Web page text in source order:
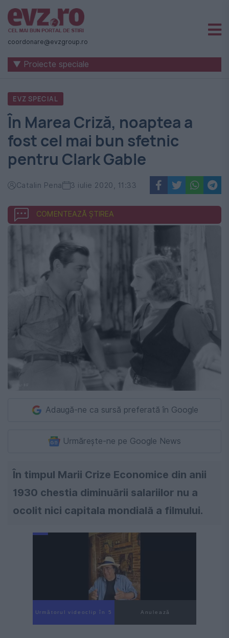
Știri
naționale
internaționale
România
Evenimentul
Zilei
coordonare@evzgroup.ro
▼ Proiecte speciale
EVZ SPECIAL
În Marea Criză, noaptea a
fost cel mai bun sfetnic
pentru Clark Gable
Catalin Pena 3 iulie 2020, 11:33
COMENTEAZĂ ȘTIREA
Adaugă-ne ca sursă preferată în Google
Urmărește-ne pe Google News
În timpul Marii Crize Economice din anii
1930 chestia diminuării salariilor nu a
ocolit nici capitala mondială a filmului.
Următorul videoclip în 4 Anulează